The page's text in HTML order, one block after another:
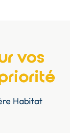
vos
Habitat